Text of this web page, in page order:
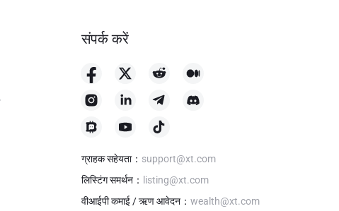
संपर्क करें
ग्राहक सहेयता： support@xt.com
लिस्टिंग समर्थन ：
listing@xt.com
वीआईपी कमाई / ऋण आवेदन ： wealth@xt.com